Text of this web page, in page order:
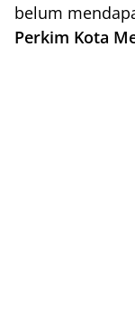
belum
Perkim Kota